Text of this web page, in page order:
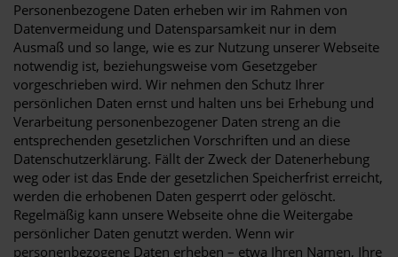
Personenbezogene Daten erheben wir im Rahmen von
Datenvermeidung und Datensparsamkeit nur in dem
Ausmaß und so lange, wie es zur Nutzung unserer Webseite
notwendig ist, beziehungsweise vom Gesetzgeber
vorgeschrieben wird. Wir nehmen den Schutz Ihrer
persönlichen Daten ernst und halten uns bei Erhebung und
Verarbeitung personenbezogener Daten streng an die
entsprechenden gesetzlichen Vorschriften und an diese
Datenschutzerklärung. Fällt der Zweck der Datenerhebung
weg oder ist das Ende der gesetzlichen Speicherfrist erreicht,
werden die erhobenen Daten gesperrt oder gelöscht.
Regelmäßig kann unsere Webseite ohne die Weitergabe
persönlicher Daten genutzt werden. Wenn wir
personenbezogene Daten erheben – etwa Ihren Namen, Ihre